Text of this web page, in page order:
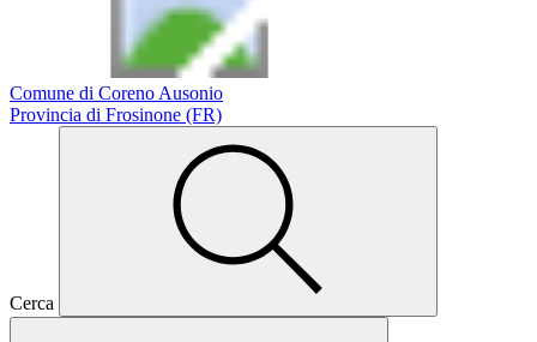
Comune di Coreno Ausonio
Provincia di Frosinone (FR)
Cerca